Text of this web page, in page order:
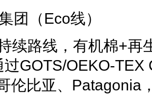
团（Eco线）
续路线，有机棉+再
过GOTS/OEKO-TEX
伦比亚、Patagonia